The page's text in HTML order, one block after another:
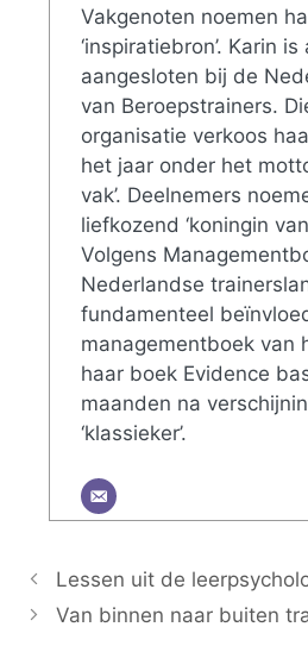
Vakgenoten noemen
‘inspiratiebron’. Karin
aangesloten bij de
van Beroepstrainers.
organisatie verkoos
het jaar onder het
vak’. Deelnemers
liefkozend ‘koningin
Volgens
Nederlandse
fundamenteel
managementboek van
haar boek Evidence
maanden na
‘klassieker’.
Lessen uit de
Van binnen naar buiten